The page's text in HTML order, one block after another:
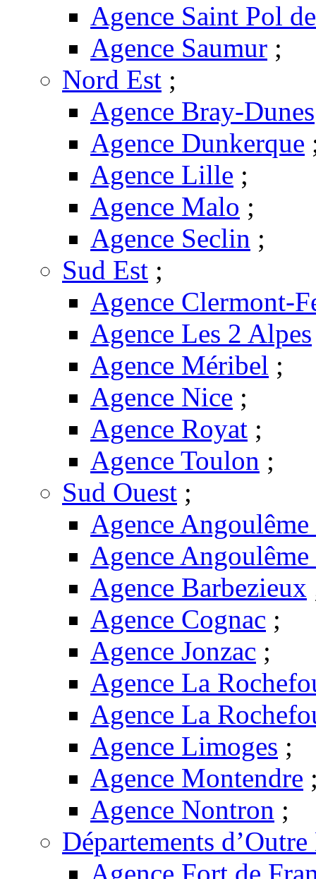
Agence Saint Pol
Agence Saumur ;
Nord Est ;
Agence Bray-Dunes
Agence Dunkerque
Agence Lille ;
Agence Malo ;
Agence Seclin ;
Sud Est ;
Agence Clermont-
Agence Les 2 Alpes
Agence Méribel ;
Agence Nice ;
Agence Royat ;
Agence Toulon ;
Sud Ouest ;
Agence
Agence
Agence Barbezieux
Agence Cognac ;
Agence Jonzac ;
Agence La
Agence La
Agence Limoges ;
Agence Montendre
Agence Nontron ;
Départements